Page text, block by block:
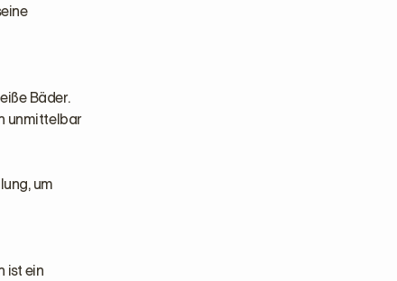
Bäder.
unmittelbar
um
ist ein